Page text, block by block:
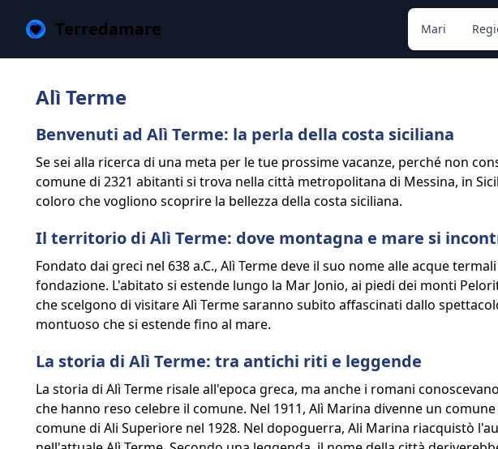
Terredamare Mari
Alì Terme
Benvenuti ad Alì Terme: la perla della costa siciliana
Se sei alla ricerca di una meta per le tue prossime vacanze, perché non
comune di 2321 abitanti si trova nella città metropolitana di Messina, in
coloro che vogliono scoprire la bellezza della costa siciliana.
Il territorio di Alì Terme: dove montagna e mare si
Fondato dai greci nel 638 a.C., Alì Terme deve il suo nome alle acque
fondazione. L'abitato si estende lungo la Mar Jonio, ai piedi dei monti
che scelgono di visitare Alì Terme saranno subito affascinati dallo
montuoso che si estende fino al mare.
La storia di Alì Terme: tra antichi riti e leggende
La storia di Alì Terme risale all'epoca greca, ma anche i romani
che hanno reso celebre il comune. Nel 1911, Alì Marina divenne un
comune di Ali Superiore nel 1928. Nel dopoguerra, Ali Marina riacquistò